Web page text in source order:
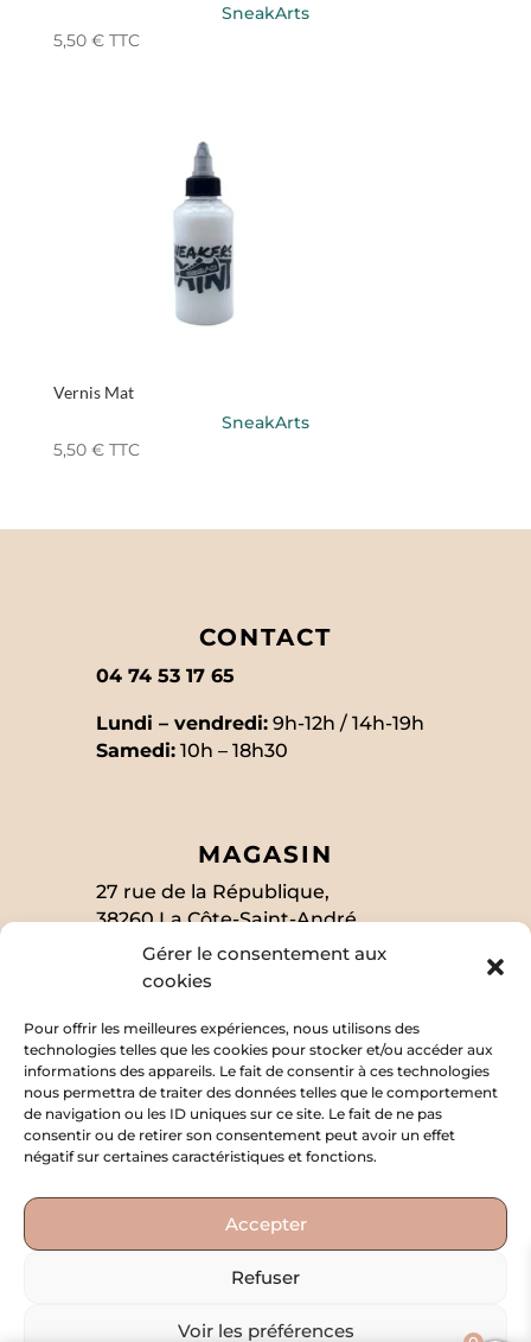
Gérer le consentement aux
cookies
Pour offrir les meilleures expériences, nous utilisons des
technologies telles que les cookies pour stocker et/ou accéder aux
informations des appareils. Le fait de consentir à ces technologies
nous permettra de traiter des données telles que le comportement
de navigation ou les ID uniques sur ce site. Le fait de ne pas
consentir ou de retirer son consentement peut avoir un effet
négatif sur certaines caractéristiques et fonctions.
Accepter
Refuser
Voir les préférences
SneakArts
5,50 € TTC
Vernis Mat
SneakArts
5,50 € TTC
CONTACT
04 74 53 17 65
Lundi – vendredi:9h-12h / 14h-19h
Samedi:10h – 18h30
MAGASIN
27 rue de la République,
38260 La Côte-Saint-André
SUIVEZ-MOI
EN SAVOIR PLUS
Politique de confidentialité
Mentions légales
Conditions générales de vente